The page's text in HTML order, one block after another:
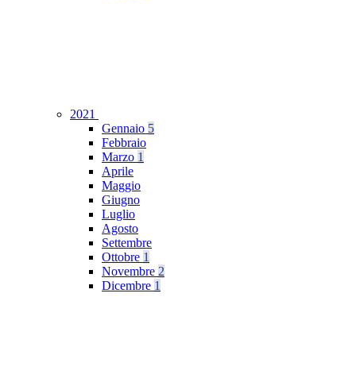
2021
Gennaio 5
Febbraio
Marzo 1
Aprile
Maggio
Giugno
Luglio
Agosto
Settembre
Ottobre 1
Novembre 2
Dicembre 1